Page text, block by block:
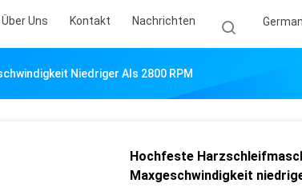
Über Uns Kontakt Nachrichten German
Niedriger Als 2800 RPM
Hochfeste
Maxgeschwindigkeit